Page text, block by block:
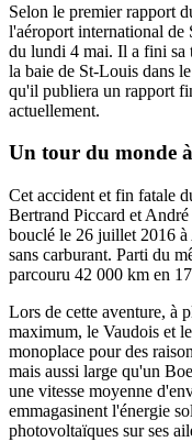
Selon le premier rapport
l'aéroport international de
du lundi 4 mai. Il a fini sa
la baie de St-Louis dans
qu'il publiera un rapport
actuellement.
Un tour du monde
Cet accident et fin fatale
Bertrand Piccard et
bouclé le 26 juillet 2016
sans carburant. Parti du
parcouru 42 000 km en
Lors de cette aventure, à
maximum, le Vaudois et
monoplace pour des
mais aussi large qu'un
une vitesse moyenne
emmagasinent l'énergie
photovoltaïques sur ses